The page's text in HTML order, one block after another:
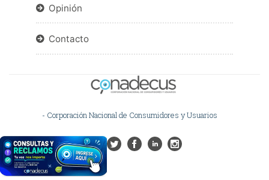
Opinión
Contacto
- Corporación Nacional de Consumidores y Usuarios